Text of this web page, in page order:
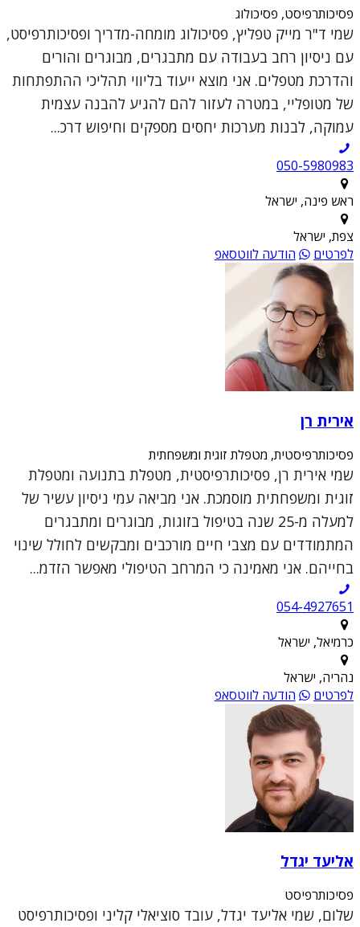
פסיכותרפיסט, פסיכולוג
שמי ד"ר מייק טפליץ, פסיכולוג מומחה-מדריך ופסיכותרפיסט,
עם ניסיון רחב בעבודה עם מתבגרים, מבוגרים והורים
והדרכת מטפלים. אני מוצא ייעוד בליווי תהליכי ההתפתחות
של מטופליי, במטרה לעזור להם להגיע להבנה עצמית
עמוקה, לבנות מערכות יחסים מספקים וחיפוש דרכ...
050-5980983
ראש פינה, ישראל
צפת, ישראל
לפרטים
הודעה לווטסאפ
אירית רן
פסיכותרפיסטית, מטפלת זוגית ומשפחתית
שמי אירית רן, פסיכותרפיסטית, מטפלת בתנועה ומטפלת
זוגית ומשפחתית מוסמכת. אני מביאה עמי ניסיון עשיר של
למעלה מ-25 שנה בטיפול בזוגות, מבוגרים ומתבגרים
המתמודדים עם מצבי חיים מורכבים ומבקשים לחולל שינוי
בחייהם. אני מאמינה כי המרחב הטיפולי מאפשר הזדמ...
054-4927651
כרמיאל, ישראל
נהריה, ישראל
לפרטים
הודעה לווטסאפ
אליעד יגדל
פסיכותרפיסט
שלום, שמי אליעד יגדל, עובד סוציאלי קליני ופסיכותרפיסט